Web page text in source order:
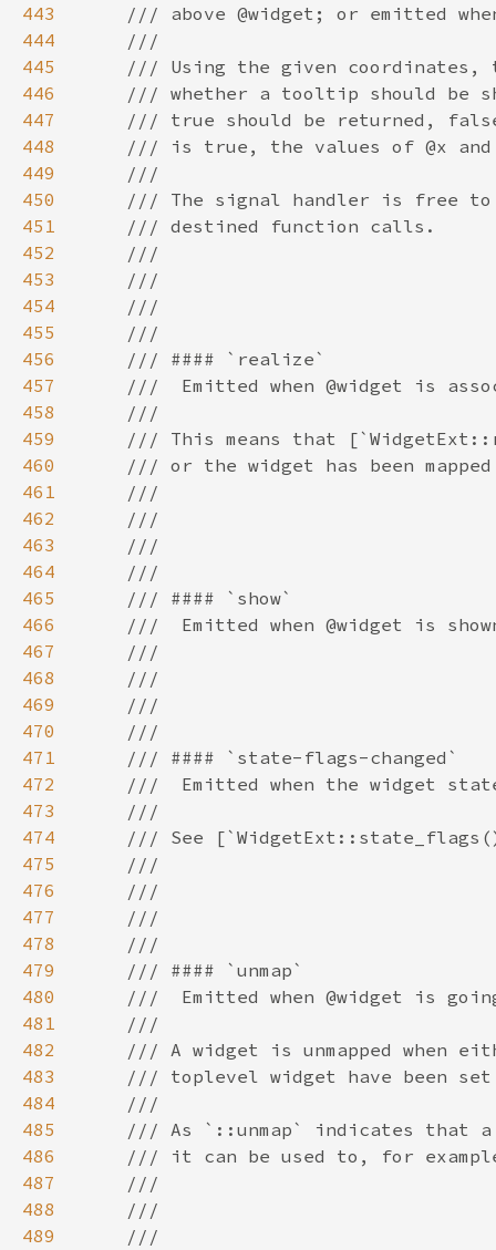
443
444
445
446
447
448
449
450
451
452
453
454
455
456
457
458
459
460
461
462
463
464
465
466
467
468
469
470
471
472
473
474
475
476
477
478
479
480
481
482
483
484
485
486
487
488
489